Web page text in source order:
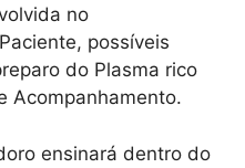
no
possíveis
do Plasma rico
Acompanhamento.
ensinará dentro do